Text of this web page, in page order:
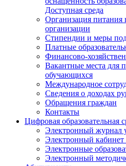
Доступная среда
Организация питания
организации
Стипендии и меры
Платные
Финансово-
Вакантные места для
обучающихся
Международное
Сведения о доходах
Обращения граждан
Контакты
Цифровая образовательная
Электронный журнал
Электронный кабинет
Электронные
Электронный